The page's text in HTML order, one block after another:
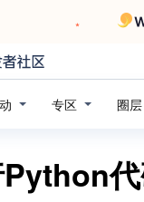
专区 圈层